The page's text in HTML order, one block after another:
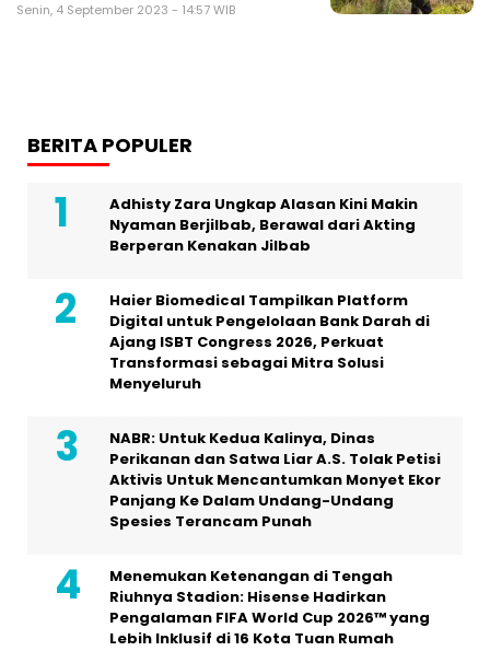
Senin, 4 September 2023 - 14:57 WIB
BERITA POPULER
Adhisty Zara Ungkap Alasan Kini Makin
Nyaman Berjilbab, Berawal dari Akting
Berperan Kenakan Jilbab
Haier Biomedical Tampilkan Platform
Digital untuk Pengelolaan Bank Darah di
Ajang ISBT Congress 2026, Perkuat
Transformasi sebagai Mitra Solusi
Menyeluruh
NABR: Untuk Kedua Kalinya, Dinas
Perikanan dan Satwa Liar A.S. Tolak Petisi
Aktivis Untuk Mencantumkan Monyet Ekor
Panjang Ke Dalam Undang-Undang
Spesies Terancam Punah
Menemukan Ketenangan di Tengah
Riuhnya Stadion: Hisense Hadirkan
Pengalaman FIFA World Cup 2026™ yang
Lebih Inklusif di 16 Kota Tuan Rumah